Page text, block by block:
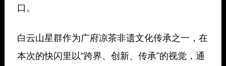
口。
白云山星群作为广府凉茶非遗文化传承之一，在
本次的快闪里以“跨界、创新、传承”的视觉，通